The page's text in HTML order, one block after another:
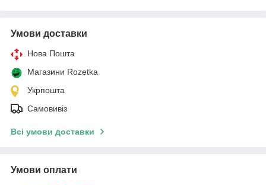
Умови доставки
Нова Пошта
Магазини Rozetka
Укрпошта
Самовивіз
Всі умови доставки
Умови оплати